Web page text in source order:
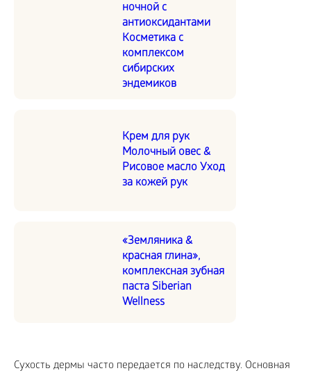
ночной с
антиоксидантами
Косметика с
комплексом
сибирских
эндемиков
Крем для рук
Молочный овес &
Рисовое масло Уход
за кожей рук
«Земляника &
красная глина»,
комплексная зубная
паста Siberian
Wellness
Сухость дермы часто передается по наследству. Основная